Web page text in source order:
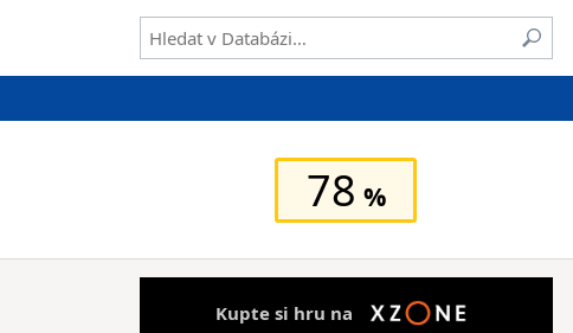
78
Kupte si hru na